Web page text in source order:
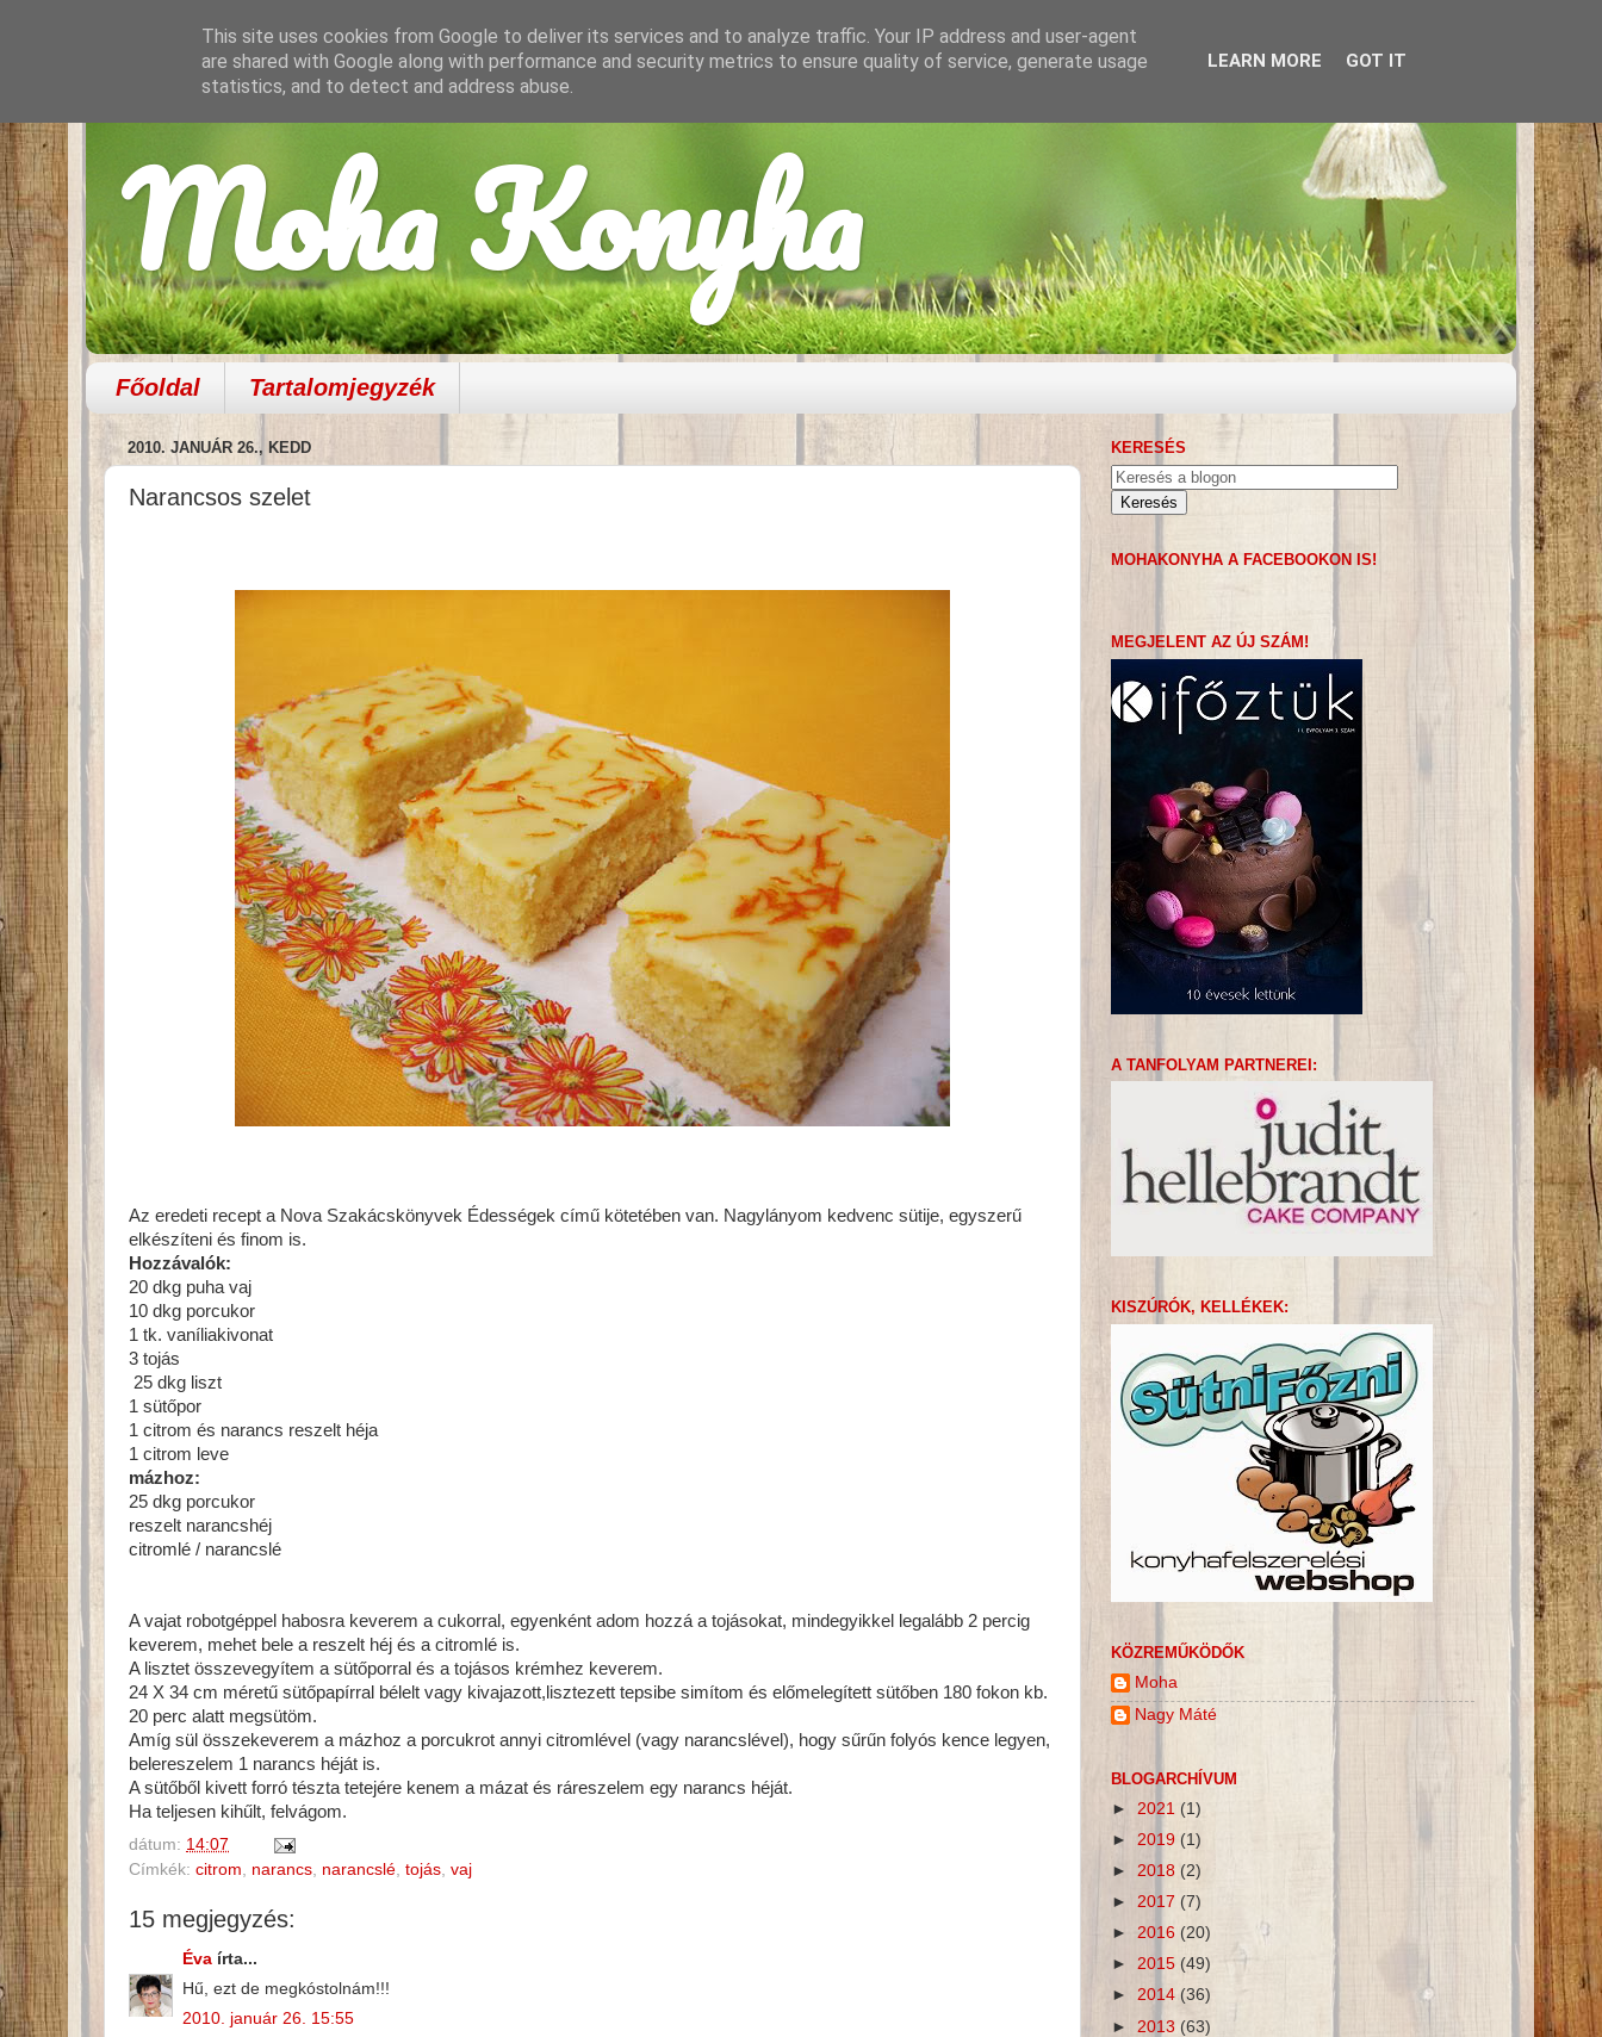
Moha Konyha
Főoldal Tartalomjegyzék
2010. JANUÁR 26., KEDD
Narancsos szelet
Az eredeti recept a Nova Szakácskönyvek Édességek című kötetében van. Nagylányom kedvenc sütije, egyszerű
elkészíteni és finom is.
Hozzávalók:
20 dkg puha vaj
10 dkg porcukor
1 tk. vaníliakivonat
3 tojás
25 dkg liszt
1 sütőpor
1 citrom és narancs reszelt héja
1 citrom leve
mázhoz:
25 dkg porcukor
reszelt narancshéj
citromlé / narancslé
A vajat robotgéppel habosra keverem a cukorral, egyenként adom hozzá a tojásokat, mindegyikkel legalább 2 percig
keverem, mehet bele a reszelt héj és a citromlé is.
A lisztet összevegyítem a sütőporral és a tojásos krémhez keverem.
24 X 34 cm méretű sütőpapírral bélelt vagy kivajazott,lisztezett tepsibe simítom és előmelegített sütőben 180 fokon kb.
20 perc alatt megsütöm.
Amíg sül összekeverem a mázhoz a porcukrot annyi citromlével (vagy narancslével), hogy sűrűn folyós kence legyen,
belereszelem 1 narancs héját is.
A sütőből kivett forró tészta tetejére kenem a mázat és ráreszelem egy narancs héját.
Ha teljesen kihűlt, felvágom.
dátum: 14:07
Címkék: citrom narancs narancslé tojás vaj
15 megjegyzés:
Éva írta...
Hű, ezt de megkóstolnám!!!
2010. január 26. 15:55
KERESÉS
MOHAKONYHA A FACEBOOKON IS!
MEGJELENT AZ ÚJ SZÁM!
A TANFOLYAM PARTNEREI:
KISZÚRÓK, KELLÉKEK:
KÖZREMŰKÖDŐK
Moha
Nagy Máté
BLOGARCHÍVUM
► 2021 (1)
► 2019 (1)
► 2018 (2)
► 2017 (7)
► 2016 (20)
► 2015 (49)
► 2014 (36)
► 2013 (63)
This site uses cookies from Google to deliver its services and to analyze traffic. Your IP address and user-agent
are shared with Google along with performance and security metrics to ensure quality of service, generate usage
statistics, and to detect and address abuse.
LEARN MORE GOT IT